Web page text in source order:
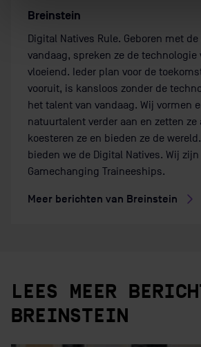
Breinstein
Digital Natives Rule. Geboren met
vandaag, spreken ze de technologie
vloeiend. Ieder plan voor de
vooruit, is kansloos zonder de
het talent van vandaag. Wij vormen
natuurtalent verder aan en zetten ze
koesteren ze en bieden ze de
bieden we de Digital Natives. Wij
Gamechanging Traineeships.
Meer berichten van Breinstein
LEES MEER
BREINSTEIN